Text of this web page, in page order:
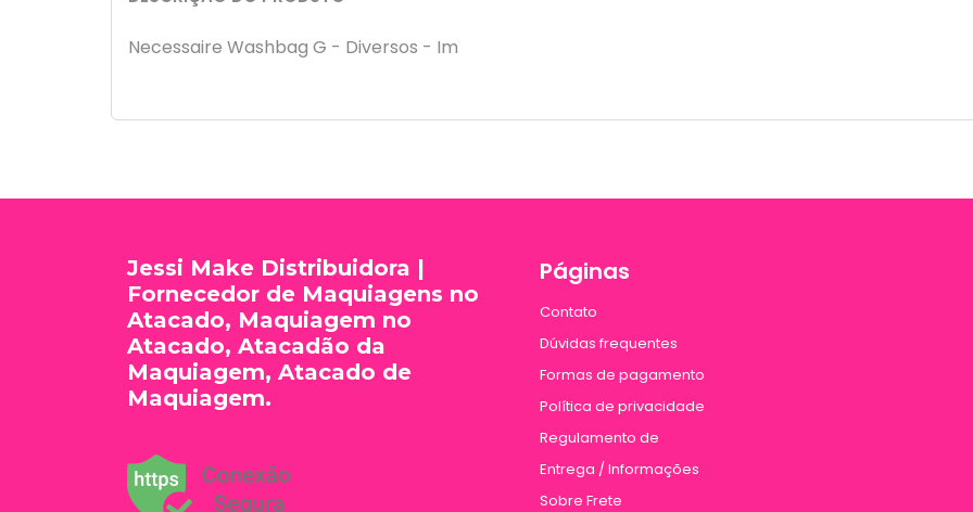
Necessaire Washbag G - Diversos - Im
Páginas
Contato
Dúvidas frequentes
Formas de pagamento
Política de privacidade
Regulamento de
Entrega / Informações
Sobre Frete
Jessi Make Distribuidora |
Fornecedor de Maquiagens no
Atacado, Maquiagem no
Atacado, Atacadão da
Maquiagem, Atacado de
Maquiagem.